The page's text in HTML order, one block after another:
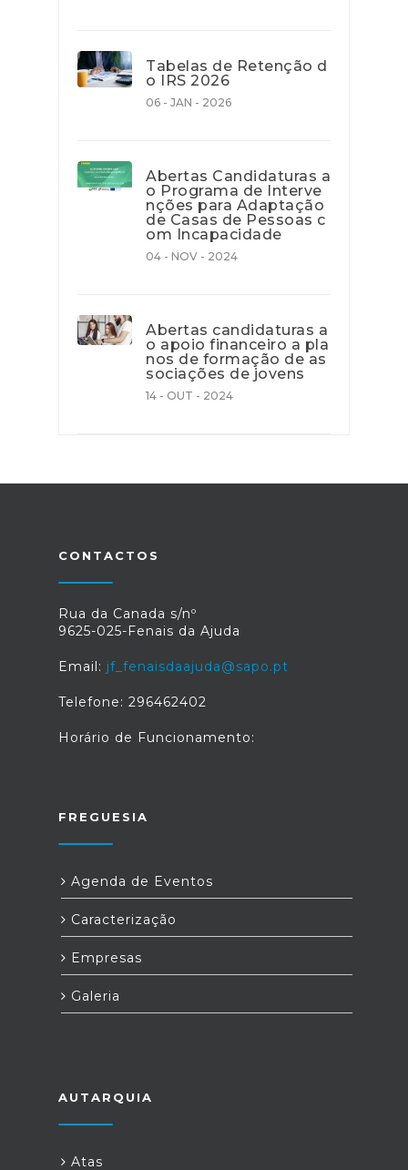
Tabelas de Retenção d
o IRS 2026
06 - JAN - 2026
Abertas Candidaturas a
o Programa de Interve
nções para Adaptação
de Casas de Pessoas c
om Incapacidade
04 - NOV - 2024
Abertas candidaturas a
o apoio financeiro a pla
nos de formação de as
sociações de jovens
14 - OUT - 2024
CONTACTOS
Rua da Canada s/nº
9625-025-Fenais da Ajuda
Email: jf_fenaisdaajuda@sapo.pt
Telefone: 296462402
Horário de Funcionamento:
FREGUESIA
Agenda de Eventos
Caracterização
Empresas
Galeria
AUTARQUIA
Atas